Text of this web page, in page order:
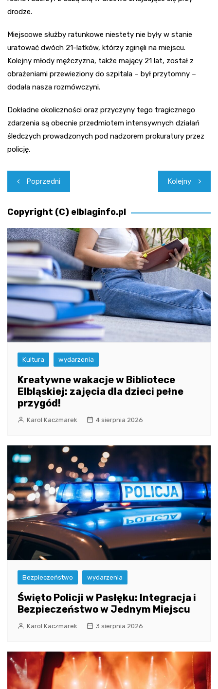
drodze.
Miejscowe służby ratunkowe niestety nie były w stanie
uratować dwóch 21-latków, którzy zginęli na miejscu.
Kolejny młody mężczyzna, także mający 21 lat, został z
obrażeniami przewieziony do szpitala – był przytomny –
dodała nasza rozmówczyni.
Dokładne okoliczności oraz przyczyny tego tragicznego
zdarzenia są obecnie przedmiotem intensywnych działań
śledczych prowadzonych pod nadzorem prokuratury przez
policję.
Nawigacja
wpisu
Poprzedni Kolejny
Copyright (C) elblaginfo.pl
Kultura wydarzenia
Kreatywne wakacje w Bibliotece
Elbląskiej: zajęcia dla dzieci pełne
przygód!
Karol Kaczmarek 4 sierpnia 2026
Bezpieczeństwo wydarzenia
Święto Policji w Pasłęku: Integracja i
Bezpieczeństwo w Jednym Miejscu
Karol Kaczmarek 3 sierpnia 2026